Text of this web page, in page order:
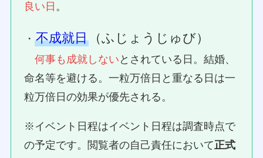
良い日 。
・不成就日 （ふじょうじゅび）
何事も成就しない とされている日。結婚、
命名等を避ける。一粒万倍日と重なる日は一
粒万倍日の効果が優先される。
※イベント日程はイベント日程は調査時点で
の予定です。閲覧者の自己責任において正式